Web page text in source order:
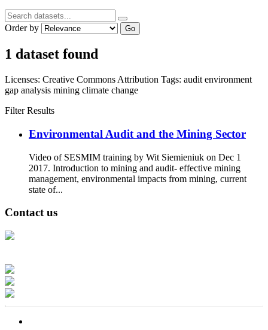
Order by Go
1 dataset found
Licenses: Creative Commons Attribution Tags: audit environment
gap analysis mining climate change
Filter Results
Environmental Audit and the Mining Sector
Video of SESMIM training by Wit Siemieniuk on Dec 1
2017. Introduction to mining and audit- effective mining
management, environmental impacts from mining, current
state of...
Contact us